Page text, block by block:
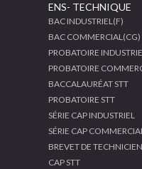
ENS- TECHNIQUE
BAC INDUSTRIEL(F)
BAC COMMERCIAL(CG)
PROBATOIRE
PROBATOIRE
BACCALAURÉAT STT
PROBATOIRE STT
SÉRIE CAP INDUSTRIEL
SÉRIE CAP
BREVET DE TECHNICIEN
CAP STT